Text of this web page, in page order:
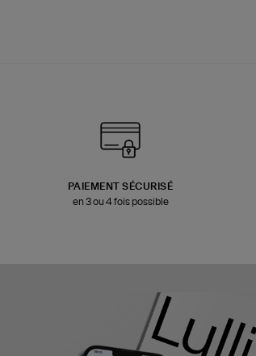
PAIEMENT SÉCURISÉ
en 3 ou 4 fois possible